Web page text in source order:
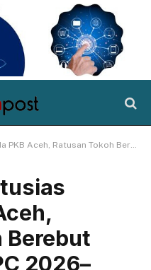
Tokoh Berebut Kursi Ketua DPC 2026–2031
Berebut
2026–